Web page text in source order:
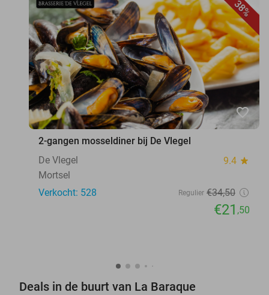
38%
favorite_border
2-gangen mosseldiner bij De Vlegel
De Vlegel
9.4 star
Mortsel
Verkocht: 528
Regulier €34,50
€21 ,50
Deals in de buurt van La Baraque